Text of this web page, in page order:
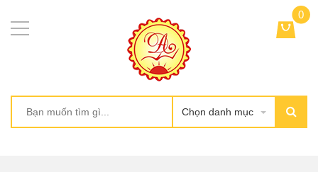
Chọn danh mục
0